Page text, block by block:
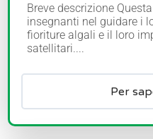
Breve descrizione
insegnanti nel guidare i
fioriture algali e il loro
satellitari....
Per